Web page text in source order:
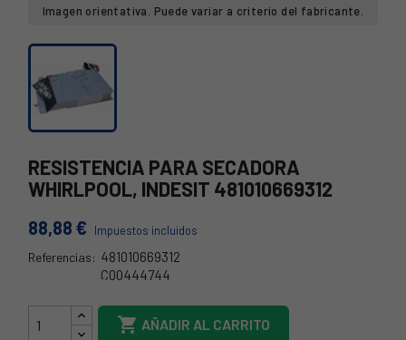
Imagen orientativa. Puede variar a criterio del fabricante.
RESISTENCIA PARA SECADORA
WHIRLPOOL, INDESIT 481010669312
88,88 € Impuestos incluidos
Referencias: 481010669312
C00444744
481010669312
 AÑADIR AL CARRITO